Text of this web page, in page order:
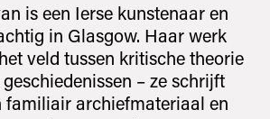
is een Ierse kunstenaar en
in Glasgow. Haar werk
veld tussen kritische theorie
– ze schrijft
familiair archiefmateriaal en